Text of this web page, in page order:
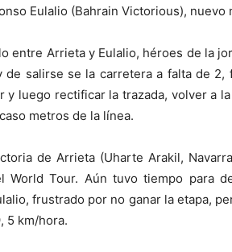
Eulalio (Bahrain Victorious), nuevo
entre Arrieta y Eulalio, héroes de la
de salirse se la carretera a falta de
y luego rectificar la trazada, volver a
metros de la línea.
de Arrieta (Uharte Arakil,
World Tour. Aún tuvo tiempo para
frustrado por no ganar la etapa,
5 km/hora.